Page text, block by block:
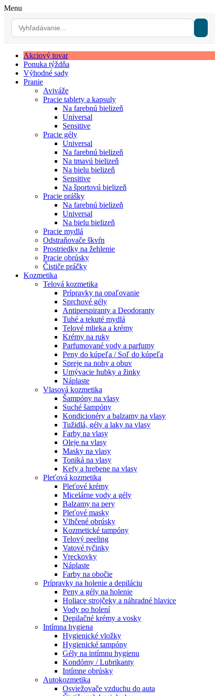
Menu
Akciový tovar
Ponuka týždňa
Výhodné sady
Pranie
Aviváže
Pracie tablety a kapsuly
Na farebnú bielizeň
Universal
Sensitive
Pracie gély
Universal
Na farebnú bielizeň
Na tmavú bielizeň
Na bielu bielizeň
Sensitive
Na športovú bielizeň
Pracie prášky
Na farebnú bielizeň
Universal
Na bielu bielizeň
Pracie mydlá
Odstraňovače škvŕn
Prostriedky na žehlenie
Pracie obrúsky
Čističe práčky
Kozmetika
Telová kozmetika
Prípravky na opaľovanie
Sprchové gély
Antiperspiranty a Deodoranty
Tuhé a tekuté mydlá
Telové mlieka a krémy
Krémy na ruky
Parfumované vody a parfumy
Peny do kúpeľa / Soľ do kúpeľa
Spreje na nohy a obuv
Umývacie hubky a žinky
Náplaste
Vlasová kozmetika
Šampóny na vlasy
Suché šampóny
Kondicionéry a balzamy na vlasy
Tužidlá, gély a laky na vlasy
Farby na vlasy
Oleje na vlasy
Masky na vlasy
Toniká na vlasy
Kefy a hrebene na vlasy
Pleťová kozmetika
Pleťové krémy
Micelárne vody a gély
Balzamy na pery
Pleťové masky
Vlhčené obrúsky
Kozmetické tampóny
Telový peeling
Vatové tyčinky
Vreckovky
Náplaste
Farby na obočie
Prípravky na holenie a depiláciu
Peny a gély na holenie
Holiace strojčeky a náhradné hlavice
Vody po holení
Depilačné krémy a vosky
Intímna hygiena
Hygienické vložky
Hygienické tampóny
Gély na intímnu hygienu
Kondómy / Lubrikanty
Intímne obrúsky
Autokozmetika
Osviežovače vzduchu do auta